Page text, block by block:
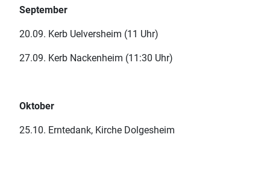
September
20.09. Kerb Uelversheim (11 Uhr)
27.09. Kerb Nackenheim (11:30 Uhr)
Oktober
25.10. Erntedank, Kirche Dolgesheim